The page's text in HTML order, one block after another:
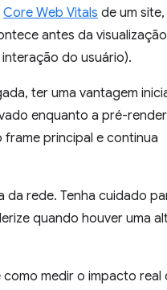
Core Web Vitals de um
antes da
do usuário).
ter uma vantagem
enquanto a pré-
principal e continua
da rede. Tenha cuidado
quando houver uma
medir o impacto real